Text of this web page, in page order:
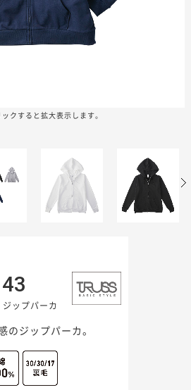
クすると拡大表示します。
ップパーカ
のジップパーカ。